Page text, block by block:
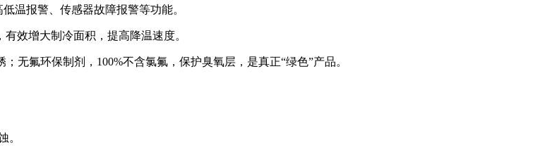
温报警、传感器故障报警等功能。
效增大制冷面积，提高降温速度。
氟环保制剂，100%不含氯氟，保护臭氧层，是真正“绿色”产品。
。